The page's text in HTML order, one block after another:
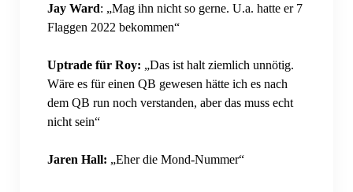
Jay Ward: „Mag ihn nicht so gerne. U.a. hatte er 7
Flaggen 2022 bekommen“
Uptrade für Roy: „Das ist halt ziemlich unnötig.
Wäre es für einen QB gewesen hätte ich es nach
dem QB run noch verstanden, aber das muss echt
nicht sein“
Jaren Hall: „Eher die Mond-Nummer“